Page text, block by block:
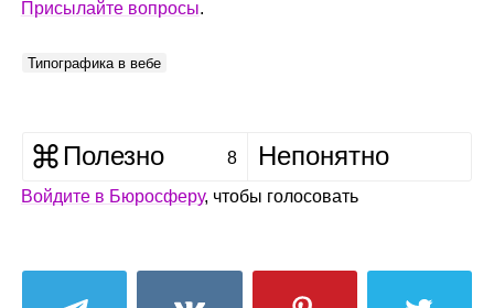
Присылайте вопросы.
Типографика в вебе
Полезно 8 Непонятно
Войдите в Бюросферу, чтобы голосовать